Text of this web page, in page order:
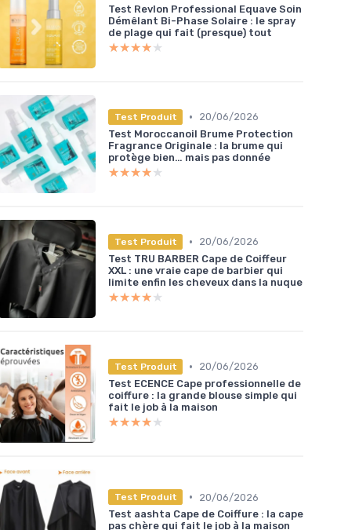
Test Revlon Professional Equave Soin
Démêlant Bi-Phase Solaire : le spray
de plage qui fait (presque) tout
★★★★★
★★★★★
Test Produit •
20/06/2026
Test Moroccanoil Brume Protection
Fragrance Originale : la brume qui
protège bien… mais pas donnée
★★★★★
★★★★★
Test Produit •
20/06/2026
Test TRU BARBER Cape de Coiffeur
XXL : une vraie cape de barbier qui
limite enfin les cheveux dans la nuque
★★★★★
★★★★★
Test Produit •
20/06/2026
Test ECENCE Cape professionnelle de
coiffure : la grande blouse simple qui
fait le job à la maison
★★★★★
★★★★★
Test Produit •
20/06/2026
Test aashta Cape de Coiffure : la cape
pas chère qui fait le job à la maison